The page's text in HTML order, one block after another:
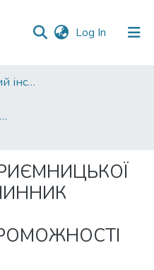
Log In (current)
Навчально-науковий інститут економіки, управління, права та інформаційних технологій
Друковані видання. Кафедра менеджменту ім. І.А. Маркіної